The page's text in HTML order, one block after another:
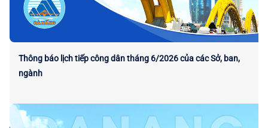
Thông báo lịch tiếp công dân tháng 6/2026 của các Sở, ban,
ngành